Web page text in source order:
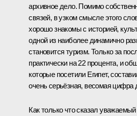
архивное дело. Помимо
связей, в узком смысле этого
хорошо знакомы с историей,
одной из наиболее динамично
становится туризм. Только за
практически на 22 процента, и
которые посетили Египет,
очень серьёзная, весомая цифра
Как только что сказал